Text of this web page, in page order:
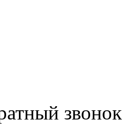
звонок